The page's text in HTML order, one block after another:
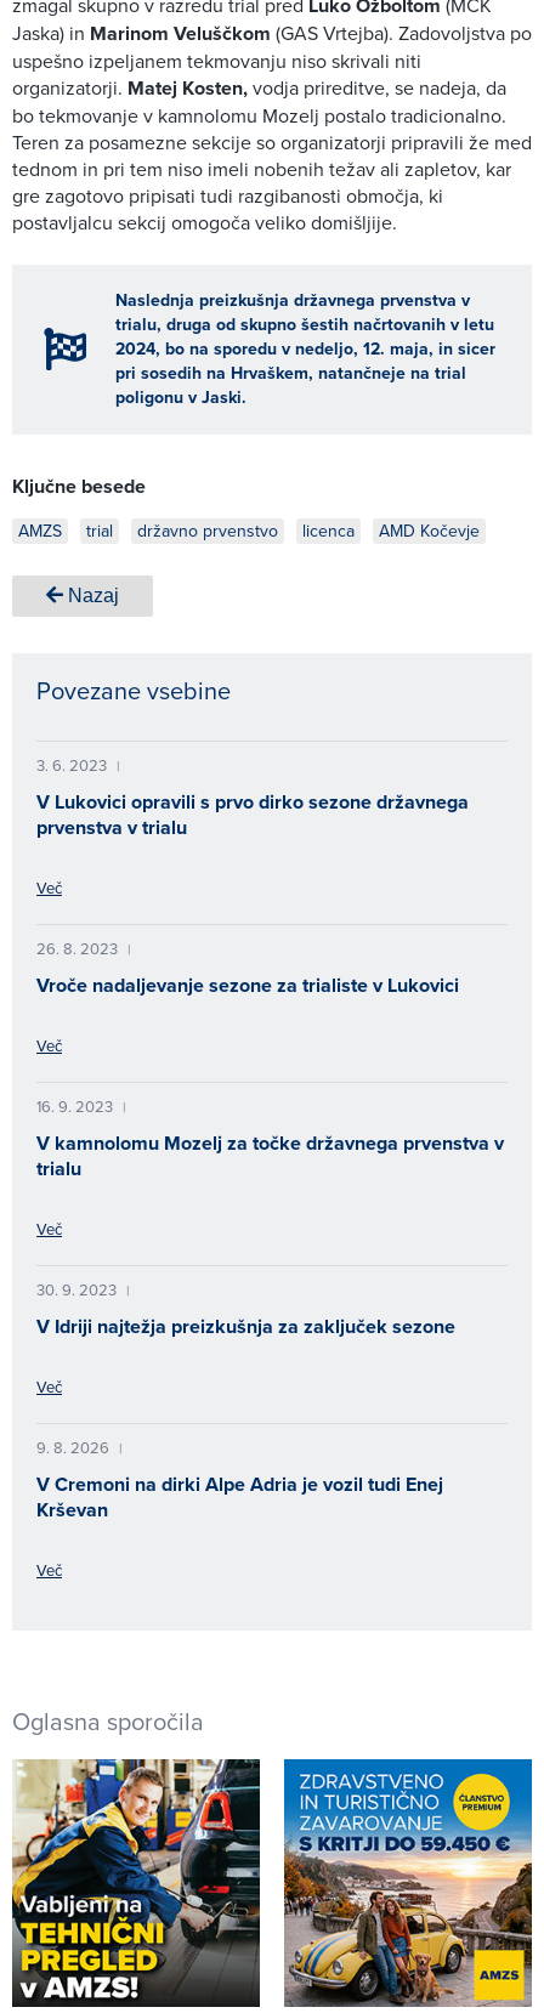
Luko Ožboltom
Jaska) in Marinom Veluščkom (GAS Vrtejba). Zadovoljstva po
uspešno izpeljanem tekmovanju niso skrivali niti
organizatorji. Matej Kosten,vodja prireditve, se nadeja, da
bo tekmovanje v kamnolomu Mozelj postalo tradicionalno.
Teren za posamezne sekcije so organizatorji pripravili že med
tednom in pri tem niso imeli nobenih težav ali zapletov, kar
gre zagotovo pripisati tudi razgibanosti območja, ki
postavljalcu sekcij omogoča veliko domišljije.
Naslednja preizkušnja državnega prvenstva v
trialu, druga od skupno šestih načrtovanih v letu
2024, bo na sporedu v nedeljo, 12. maja, in sicer
pri sosedih na Hrvaškem, natančneje na trial
poligonu v Jaski.
Ključne besede
AMZS trial državno prvenstvo licenca AMD Kočevje
Nazaj
Povezane vsebine
3. 6. 2023 |
V Lukovici opravili s prvo dirko sezone državnega
prvenstva v trialu
Več
26. 8. 2023 |
Vroče nadaljevanje sezone za trialiste v Lukovici
Več
16. 9. 2023 |
V kamnolomu Mozelj za točke državnega prvenstva v
trialu
Več
30. 9. 2023 |
V Idriji najtežja preizkušnja za zaključek sezone
Več
9. 8. 2026 |
V Cremoni na dirki Alpe Adria je vozil tudi Enej
Krševan
Več
Oglasna sporočila